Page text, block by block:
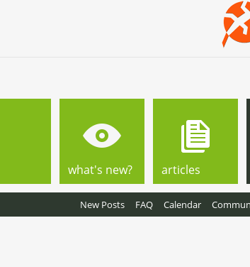
what's new? articles
New Posts FAQ Calendar